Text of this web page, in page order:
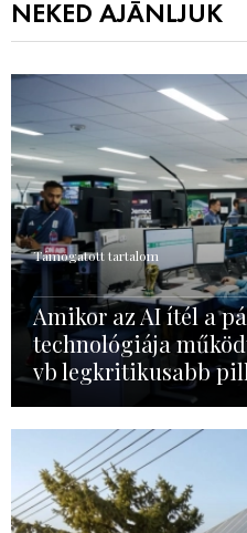
NEKED AJÁNLJUK
Támogatott tartalom
Amikor az AI ítél a
technológiája
vb legkritikusabb